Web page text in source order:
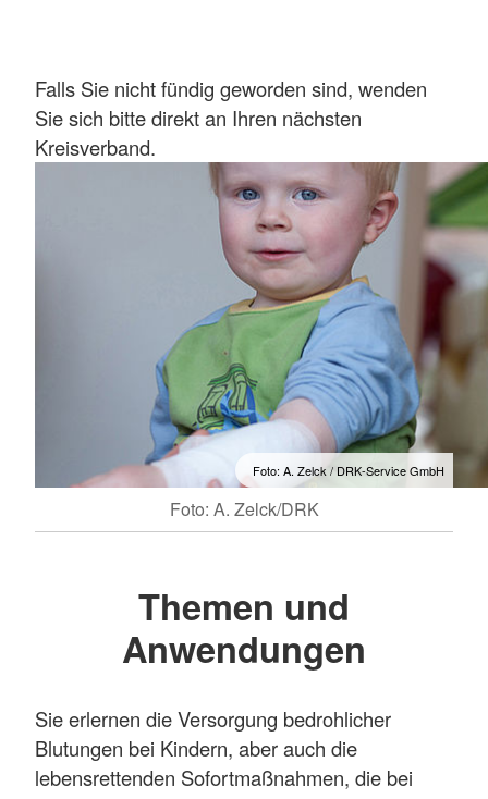
Falls Sie nicht fündig geworden sind, wenden
Sie sich bitte direkt an Ihren nächsten
Kreisverband.
Foto: A. Zelck / DRK-Service GmbH
Foto: A. Zelck/DRK
Themen und
Anwendungen
Sie erlernen die Versorgung bedrohlicher
Blutungen bei Kindern, aber auch die
lebensrettenden Sofortmaßnahmen, die bei